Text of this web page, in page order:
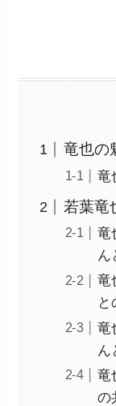
竜也の
竜
若葉竜
竜
ん
竜
と
竜
ん
竜
の